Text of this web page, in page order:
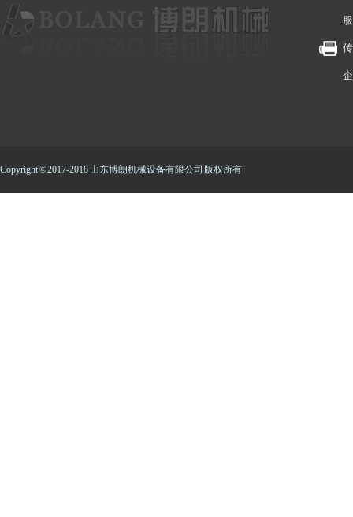
Copyright © 2017-2018 山东博朗机械设备有限公司 版权所有